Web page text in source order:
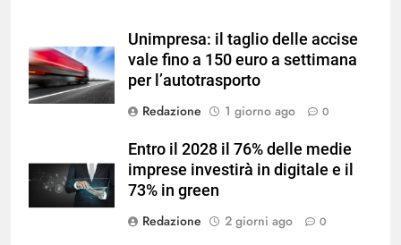
Unimpresa: il taglio delle accise
vale fino a 150 euro a settimana
per l’autotrasporto
Redazione
1 giorno ago 0
Entro il 2028 il 76% delle medie
imprese investirà in digitale e il
73% in green
Redazione
2 giorni ago 0